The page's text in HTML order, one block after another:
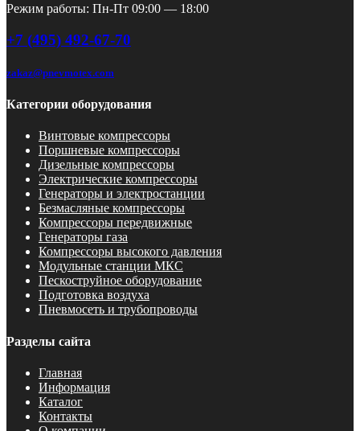
Режим работы: Пн-Пт 09:00 — 18:00
+7 (495) 492-67-70
zakaz@pnevmotex.com
Категории оборудования
Винтовые компрессоры
Поршневые компрессоры
Дизельные компрессоры
Электрические компрессоры
Генераторы и электростанции
Безмасляные компрессоры
Компрессоры передвижные
Генераторы газа
Компрессоры высокого давления
Модульные станции МКС
Пескоструйное оборудование
Подготовка воздуха
Пневмосеть и трубопроводы
Разделы сайта
Главная
Информация
Каталог
Контакты